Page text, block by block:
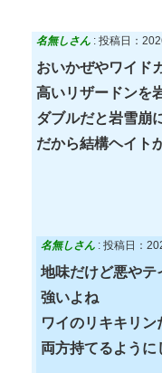
名無しさん : 投稿日：
おいかぜやワイド
高いリザードンを
ダブルだと岩雪崩
だから結構ヘイト
名無しさん : 投稿日：
地味だけど悪やテ
強いよね
ワイのリキキリ
両方持てるように